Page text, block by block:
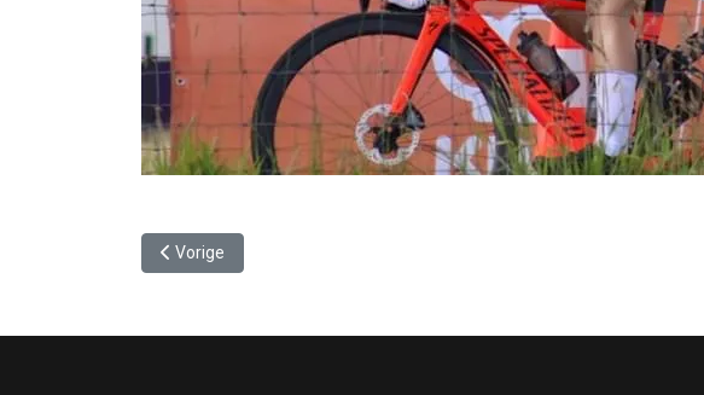
Vorig artikel: Noï gehuldigd door leden van TWC Pijnenburg
Vorige